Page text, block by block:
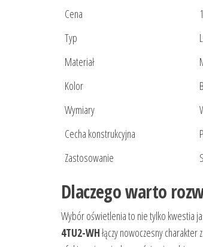
Cena
Typ
Materiał
Kolor
Wymiary
Cecha konstrukcyjna
Zastosowanie
Dlaczego warto
Wybór oświetlenia to nie tylko kwestia
4TU2-WHłączy nowoczesny